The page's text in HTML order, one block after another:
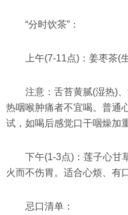
“分时饮茶”：
上午(7-11点)：姜枣茶(
注意：舌苔黄腻(湿热)
热咽喉肿痛者不宜喝。普通
试，如喝后感觉口干咽燥加
下午(1-3点)：莲子心甘
火而不伤胃。适合心烦、有
忌口清单：